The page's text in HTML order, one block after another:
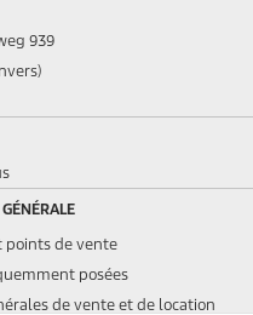
939
points de vente
posées
de vente et de location